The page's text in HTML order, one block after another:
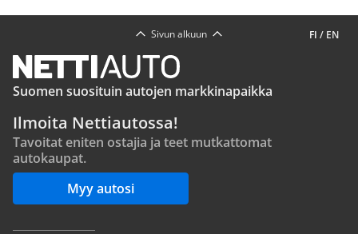
FI / EN
Sivun alkuun
Suomen suosituin autojen markkinapaikka
Ilmoita Nettiautossa!
Tavoitat eniten ostajia ja teet mutkattomat
autokaupat.
Myy autosi